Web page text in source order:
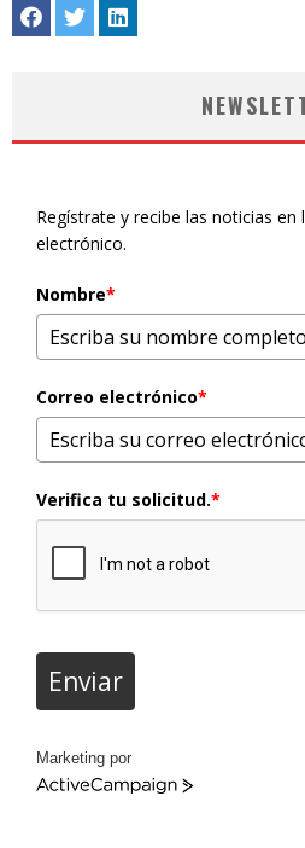
Regístrate y recibe las noticias
electrónico.
Nombre*
Correo electrónico*
Verifica tu solicitud.*
Enviar
Marketing por
ActiveCampaign